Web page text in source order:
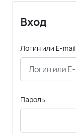
Вход
Логин или E-mail
Пароль